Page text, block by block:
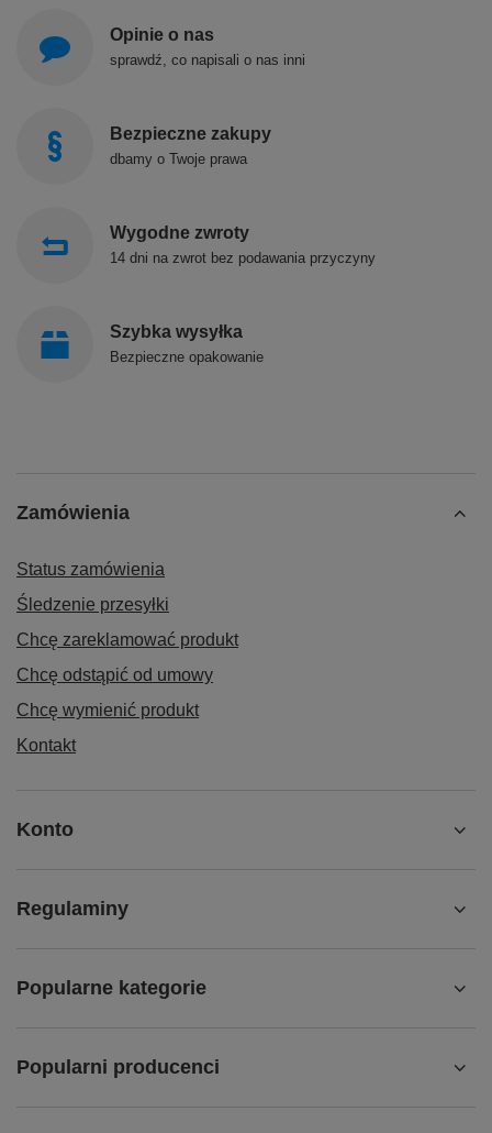
Opinie o nas
sprawdź, co napisali o nas inni
Bezpieczne zakupy
dbamy o Twoje prawa
Wygodne zwroty
14 dni na zwrot bez podawania przyczyny
Szybka wysyłka
Bezpieczne opakowanie
Zamówienia
Status zamówienia
Śledzenie przesyłki
Chcę zareklamować produkt
Chcę odstąpić od umowy
Chcę wymienić produkt
Kontakt
Konto
Regulaminy
Popularne kategorie
Popularni producenci